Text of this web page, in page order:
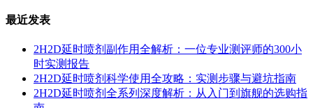
最近发表
2H2D延时喷剂副作用全解析：一位专业测评师的300小
时实测报告
2H2D延时喷剂科学使用全攻略：实测步骤与避坑指南
2H2D延时喷剂全系列深度解析：从入门到旗舰的选购指